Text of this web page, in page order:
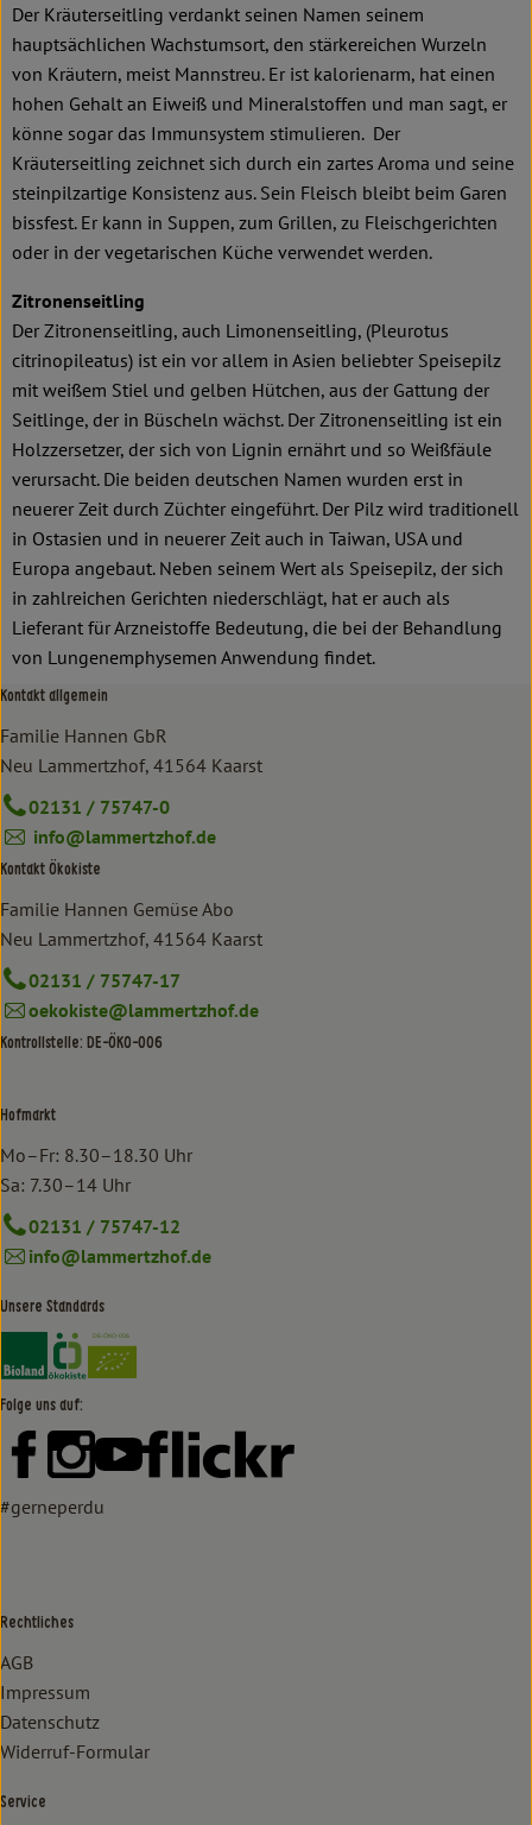
Der Kräuterseitling verdankt seinen Namen seinem
hauptsächlichen Wachstumsort, den stärkereichen Wurzeln
von Kräutern, meist Mannstreu. Er ist kalorienarm, hat einen
hohen Gehalt an Eiweiß und Mineralstoffen und man sagt, er
könne sogar das Immunsystem stimulieren. Der
Kräuterseitling zeichnet sich durch ein zartes Aroma und seine
steinpilzartige Konsistenz aus. Sein Fleisch bleibt beim Garen
bissfest. Er kann in Suppen, zum Grillen, zu Fleischgerichten
oder in der vegetarischen Küche verwendet werden.
Zitronenseitling
Der Zitronenseitling, auch Limonenseitling, (Pleurotus
citrinopileatus) ist ein vor allem in Asien beliebter Speisepilz
mit weißem Stiel und gelben Hütchen, aus der Gattung der
Seitlinge, der in Büscheln wächst. Der Zitronenseitling ist ein
Holzzersetzer, der sich von Lignin ernährt und so Weißfäule
verursacht. Die beiden deutschen Namen wurden erst in
neuerer Zeit durch Züchter eingeführt. Der Pilz wird traditionell
in Ostasien und in neuerer Zeit auch in Taiwan, USA und
Europa angebaut. Neben seinem Wert als Speisepilz, der sich
in zahlreichen Gerichten niederschlägt, hat er auch als
Lieferant für Arzneistoffe Bedeutung, die bei der Behandlung
von Lungenemphysemen Anwendung findet.
Kontakt allgemein
Familie Hannen GbR
Neu Lammertzhof, 41564 Kaarst
02131 / 75747-0
info@lammertzhof.de
Kontakt Ökokiste
Familie Hannen Gemüse Abo
Neu Lammertzhof, 41564 Kaarst
02131 / 75747-17
oekokiste@lammertzhof.de
Kontrollstelle: DE-ÖKO-006
Hofmarkt
Mo–Fr: 8.30–18.30 Uhr
Sa: 7.30–14 Uhr
02131 / 75747-12
info@lammertzhof.de
Unsere Standards
Externer Link zu https://www.bioland.de/verbraucher
Externer Link zu https://www.oekokiste.de/
Folge uns auf:
Externer Link zu https://www.facebook.com/lammertzhof/
Externer Link zu https://www.instagram.com/
Externer Link zu https://www.youtube.com/
Externer Link zu https://
#gerneperdu
Rechtliches
AGB
Impressum
Datenschutz
Widerruf-Formular
Service